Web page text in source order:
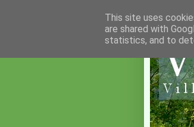
This site uses
are shared with
statistics, and to